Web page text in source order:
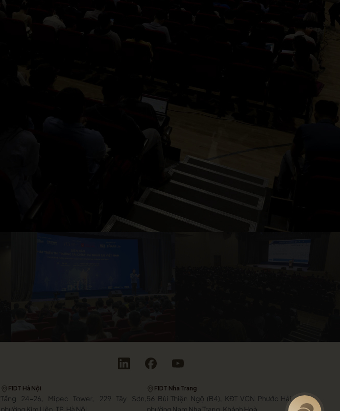
FIDT Hà Nội
Tầng 24-26, Mipec Tower, 229 Tây Sơn,
phường Kim Liên, TP. Hà Nội
FIDT Nha Trang
56 Bùi Thiện Ngộ (B4), KĐT VCN Phước Hải,
phường Nam Nha Trang, Khánh Hoà